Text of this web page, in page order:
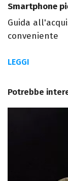
Smartphone
Guida
conveniente
LEGGI
Potrebbe